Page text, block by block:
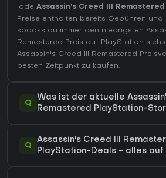
lade Assassin's Creed III Remastered
Preise enthalten bereits Gebühren und
sodass du immer den niedrigsten
Remastered Preis auf PlayStation
Assassin's Creed III Remastered
besten Zeitpunkt zu kaufen.
Q
Was ist der aktuelle
Remastered PlayStation-
Q
Assassin's Creed III
PlayStation-Deals - alles auf